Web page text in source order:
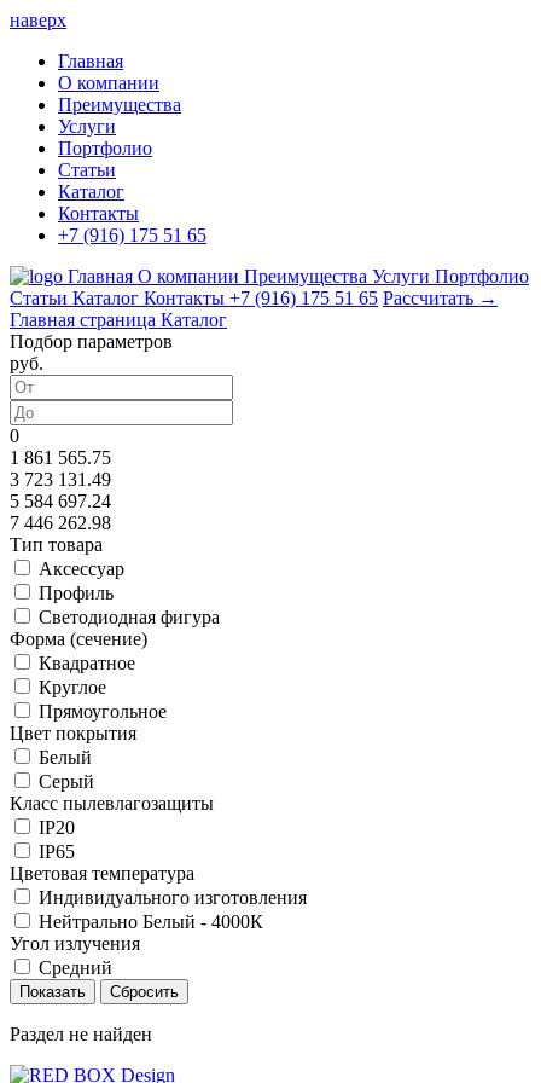
наверх
Главная
О компании
Преимущества
Услуги
Портфолио
Статьи
Каталог
Контакты
+7 (916) 175 51 65
Главная О компании Преимущества Услуги Портфолио
Статьи Каталог Контакты +7 (916) 175 51 65 Рассчитать →
Главная страница Каталог
Подбор параметров
руб.
0
1 861 565.75
3 723 131.49
5 584 697.24
7 446 262.98
Тип товара
Аксессуар
Профиль
Светодиодная фигура
Форма (сечение)
Квадратное
Круглое
Прямоугольное
Цвет покрытия
Белый
Серый
Класс пылевлагозащиты
IP20
IP65
Цветовая температура
Индивидуального изготовления
Нейтрально Белый - 4000К
Угол излучения
Средний
Раздел не найден